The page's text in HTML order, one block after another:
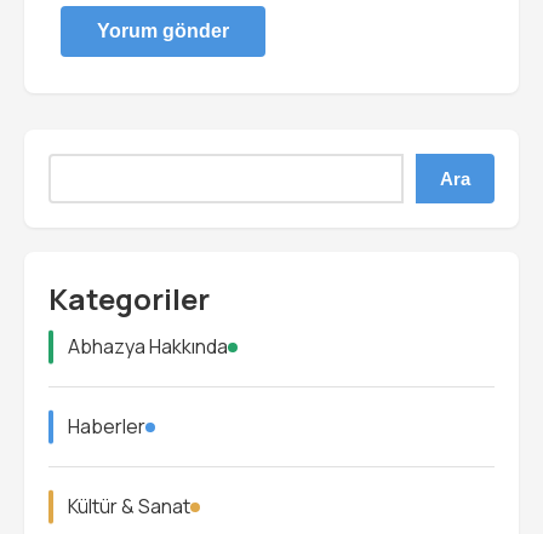
Ara
Kategoriler
Abhazya Hakkında
Haberler
Kültür & Sanat